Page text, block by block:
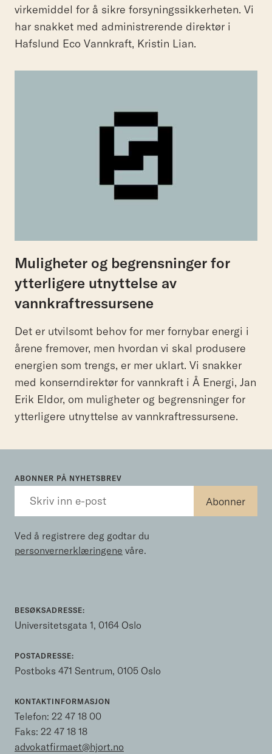
virkemiddel for å sikre forsyningssikkerheten. Vi
har snakket med administrerende direktør i
Hafslund Eco Vannkraft, Kristin Lian.
Muligheter og begrensninger for
ytterligere utnyttelse av
vannkraftressursene
Det er utvilsomt behov for mer fornybar energi i
årene fremover, men hvordan vi skal produsere
energien som trengs, er mer uklart. Vi snakker
med konserndirektør for vannkraft i Å Energi, Jan
Erik Eldor, om muligheter og begrensninger for
ytterligere utnyttelse av vannkraftressursene.
ABONNER PÅ NYHETSBREV
Ved å registrere deg godtar du
personvernerklæringene våre.
BESØKSADRESSE:
Universitetsgata 1, 0164 Oslo
POSTADRESSE:
Postboks 471 Sentrum, 0105 Oslo
KONTAKTINFORMASJON
Telefon: 22 47 18 00
Faks: 22 47 18 18
advokatfirmaet@hjort.no